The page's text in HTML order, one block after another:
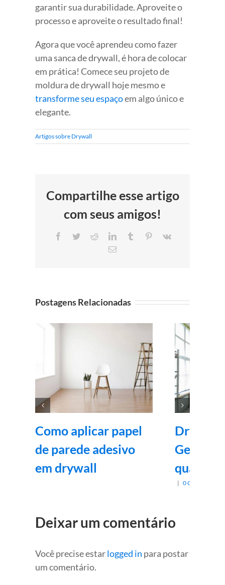
garantir sua durabilidade. Aproveite o
processo e aproveite o resultado final!
Agora que você aprendeu como fazer
uma sanca de drywall, é hora de colocar
em prática! Comece seu projeto de
moldura de drywall hoje mesmo e
transforme seu espaçoem algo único e
elegante.
Artigos sobre Drywall
Compartilhe esse artigo
com seus amigos!
Facebook
TwitterRedditLinkedInTumblr Pinterest
Vk
E-
Postagens Relacionadas
Como aplicar papel
de parede adesivo
em drywall
Drywall,
Gesso
qual o
| 0 Comentários
Deixar um comentário
Você precise estarlogged in para postar
um comentário.